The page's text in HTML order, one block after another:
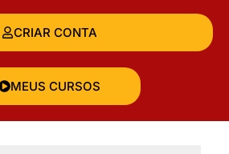
CRIAR CONTA
MEUS CURSOS